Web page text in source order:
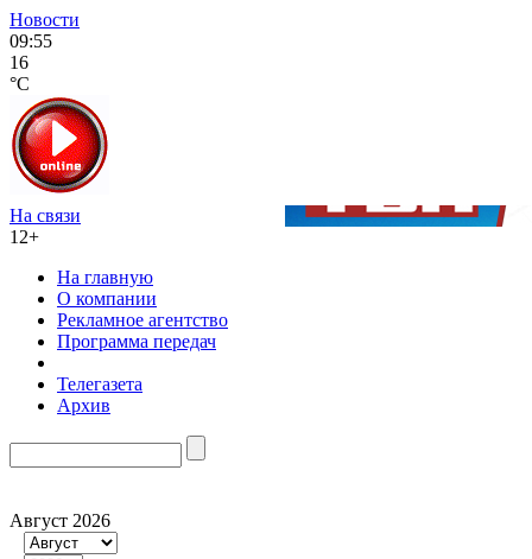
Новости
09:55
16
°C
На связи
12+
На главную
О компании
Рекламное агентство
Программа передач
Телегазета
Архив
Август 2026